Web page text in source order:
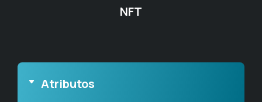
NFT
Atributos